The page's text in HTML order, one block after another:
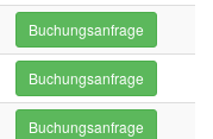
Buchungsanfrage
Buchungsanfrage
Buchungsanfrage